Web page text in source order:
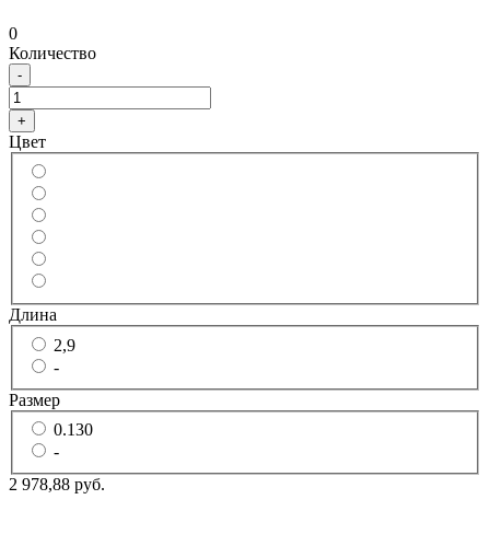
0
Количество
-
+
Цвет
Длина
2,9
-
Размер
0.130
-
2 978,88 руб.